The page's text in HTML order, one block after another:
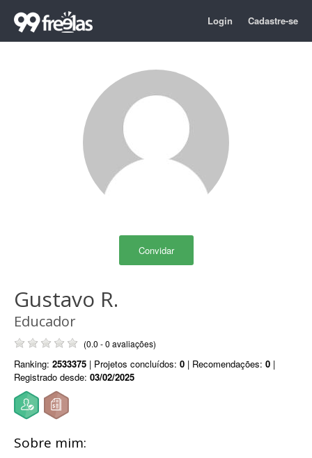
Login Cadastre-se
Convidar
Gustavo R.
Educador
(0.0 - 0 avaliações)
Ranking: 2533375 | Projetos concluídos: 0 | Recomendações: 0 |
Registrado desde: 03/02/2025
Sobre mim: